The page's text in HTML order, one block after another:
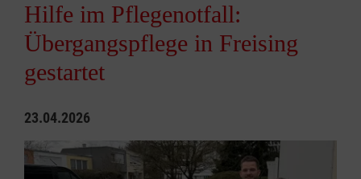
Hilfe im Pflegenotfall:
Übergangspflege in Freising
gestartet
23.04.2026